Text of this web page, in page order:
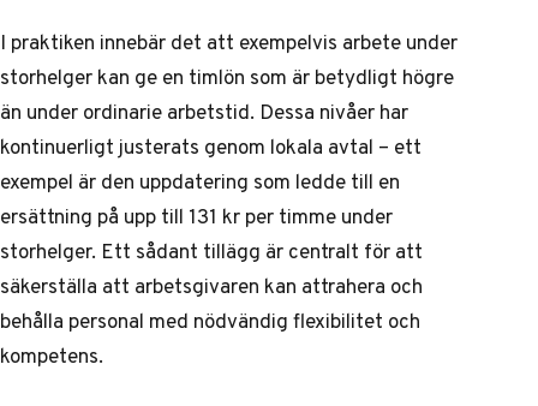
I praktiken innebär det att exempelvis arbete under
storhelger kan ge en timlön som är betydligt högre
än under ordinarie arbetstid. Dessa nivåer har
kontinuerligt justerats genom lokala avtal – ett
exempel är den uppdatering som ledde till en
ersättning på upp till 131 kr per timme under
storhelger. Ett sådant tillägg är centralt för att
säkerställa att arbetsgivaren kan attrahera och
behålla personal med nödvändig flexibilitet och
kompetens.